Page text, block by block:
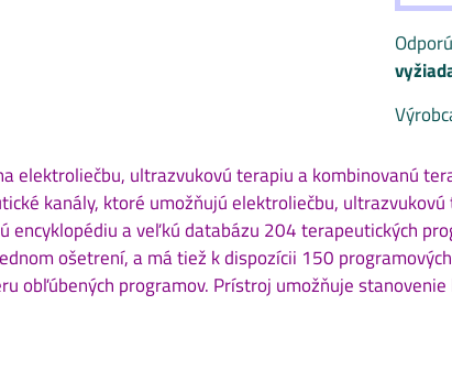
elektroliečbu, ultrazvukovú terapiu a kombinovanú
kanály, ktoré umožňujú elektroliečbu,
encyklopédiu a veľkú databázu 204 terapeutických
ošetrení, a má tiež k dispozícii 150
obľúbených programov. Prístroj umožňuje